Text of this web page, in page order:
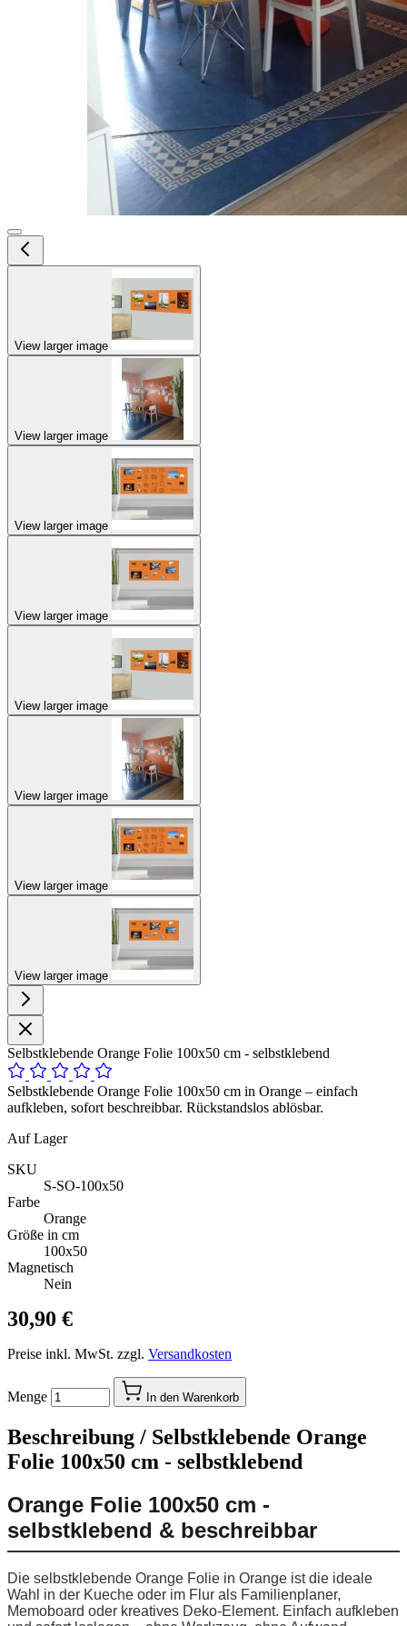
View larger image
View larger image
View larger image
View larger image
View larger image
View larger image
View larger image
View larger image
Selbstklebende Orange Folie 100x50 cm - selbstklebend
Selbstklebende Orange Folie 100x50 cm in Orange – einfach
aufkleben, sofort beschreibbar. Rückstandslos ablösbar.
Auf Lager
SKU
S-SO-100x50
Farbe
Orange
Größe in cm
100x50
Magnetisch
Nein
30,90 €
Preise inkl. MwSt. zzgl. Versandkosten
Menge In den Warenkorb
Beschreibung / Selbstklebende Orange
Folie 100x50 cm - selbstklebend
Orange Folie 100x50 cm -
selbstklebend & beschreibbar
Die selbstklebende Orange Folie in Orange ist die ideale
Wahl in der Kueche oder im Flur als Familienplaner,
Memoboard oder kreatives Deko-Element. Einfach aufkleben